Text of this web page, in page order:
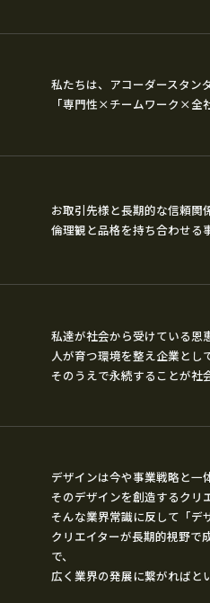
私たちは、アコーダースタン
「専門性×チームワーク×全
お取引先様と長期的な信頼関
倫理観と品格を持ち合わせる
私達が社会から受けている恩
人が育つ環境を整え企業とし
そのうえで永続することが社
デザインは今や事業戦略と一
そのデザインを創造するクリ
そんな業界常識に反して「デ
クリエイターが長期的視野で
で、
広く業界の発展に繋がればと